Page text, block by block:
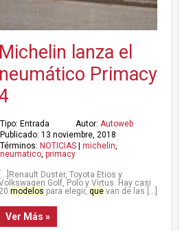
Michelin lanza el
neumático Primacy
Tipo: Entrada Autor: Autoweb
Publicado: 13 noviembre, 2018
Términos:NOTICIAS |michelin
neumatico ,primacy
[…]Renault Duster, Toyota Etios y
Golf, Polo y Virtus. Hay casi
20modelos para elegir,que van de las […]
Ver Más »